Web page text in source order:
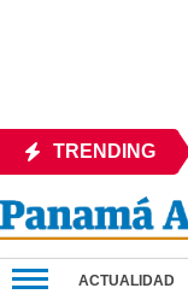
TRENDING
se corona
ACTUALIDAD